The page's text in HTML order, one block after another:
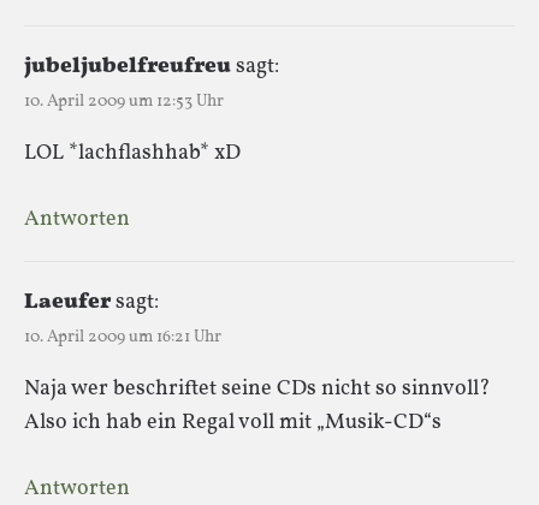
jubeljubelfreufreusagt:
10. April 2009 um 12:53 Uhr
LOL *lachflashhab* xD
Antworten
Laeufersagt:
10. April 2009 um 16:21 Uhr
Naja wer beschriftet seine CDs nicht so sinnvoll?
Also ich hab ein Regal voll mit „Musik-CD“s
Antworten